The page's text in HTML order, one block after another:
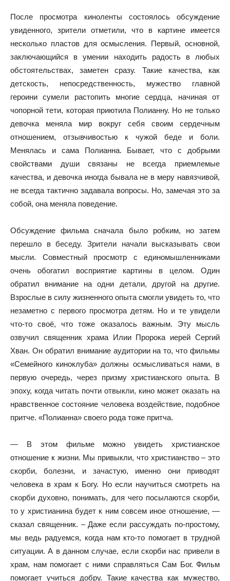
После просмотра киноленты состоялось обсуждение
увиденного, зрители отметили, что в картине имеется
несколько пластов для осмысления. Первый, основной,
заключающийся в умении находить радость в любых
обстоятельствах, заметен сразу. Такие качества, как
детскость, непосредственность, мужество главной
героини сумели растопить многие сердца, начиная от
чопорной тети, которая приютила Полианну. Но не только
девочка меняла мир вокруг себя своим сердечным
отношением, отзывчивостью к чужой беде и боли.
Менялась и сама Полианна. Бывает, что с добрыми
свойствами души связаны не всегда приемлемые
качества, и девочка иногда бывала не в меру навязчивой,
не всегда тактично задавала вопросы. Но, замечая это за
собой, она меняла поведение.
Обсуждение фильма сначала было робким, но затем
перешло в беседу. Зрители начали высказывать свои
мысли. Совместный просмотр с единомышленниками
очень обогатил восприятие картины в целом. Один
обратил внимание на одни детали, другой на другие.
Взрослые в силу жизненного опыта смогли увидеть то, что
незаметно с первого просмотра детям. Но и те увидели
что-то своё, что тоже оказалось важным. Эту мысль
озвучил священник храма Илии Пророка иерей Сергий
Хван. Он обратил внимание аудитории на то, что фильмы
«Семейного киноклуба» должны осмысливаться нами, в
первую очередь, через призму христианского опыта. В
эпоху, когда читать почти отвыкли, кино может оказать на
нравственное состояние человека воздействие, подобное
притче. «Полианна» своего рода тоже притча.
— В этом фильме можно увидеть христианское
отношение к жизни. Мы привыкли, что христианство – это
скорби, болезни, и зачастую, именно они приводят
человека в храм к Богу. Но если научиться смотреть на
скорби духовно, понимать, для чего посылаются скорби,
то у христианина будет к ним совсем иное отношение, —
сказал священник. – Даже если рассуждать по-простому,
мы ведь радуемся, когда нам кто-то помогает в трудной
ситуации. А в данном случае, если скорби нас привели в
храм, нам помогает с ними справляться Сам Бог. Фильм
помогает учиться добру. Такие качества как мужество,